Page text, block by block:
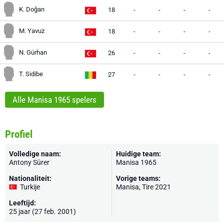
K. Doğan 18 - - - -
M. Yavuz 18 - - - -
N. Gürhan 26 - - - -
T. Sidibe 27 - - - -
Alle Manisa 1965 spelers
Profiel
Volledige naam:
Antony Sürer
Nationaliteit:
Turkije
Leeftijd:
25 jaar (27 feb. 2001)
Huidige team:
Manisa 1965
Vorige teams:
Manisa, Tire 2021